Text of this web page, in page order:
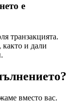
е
транзакцията.
и дали
вместо вас.